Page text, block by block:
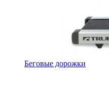
Беговые дорожки